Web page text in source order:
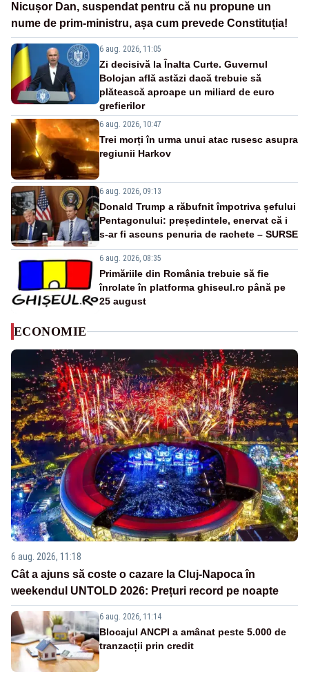
Nicușor Dan, suspendat pentru că nu propune un
nume de prim-ministru, așa cum prevede Constituția!
6 aug. 2026, 11:05
Zi decisivă la Înalta Curte. Guvernul
Bolojan află astăzi dacă trebuie să
plătească aproape un miliard de euro
grefierilor
6 aug. 2026, 10:47
Trei morți în urma unui atac rusesc asupra
regiunii Harkov
6 aug. 2026, 09:13
Donald Trump a răbufnit împotriva șefului
Pentagonului: președintele, enervat că i
s-ar fi ascuns penuria de rachete – SURSE
6 aug. 2026, 08:35
Primăriile din România trebuie să fie
înrolate în platforma ghiseul.ro până pe
25 august
ECONOMIE
6 aug. 2026, 11:18
Cât a ajuns să coste o cazare la Cluj-Napoca în
weekendul UNTOLD 2026: Prețuri record pe noapte
6 aug. 2026, 11:14
Blocajul ANCPI a amânat peste 5.000 de
tranzacții prin credit